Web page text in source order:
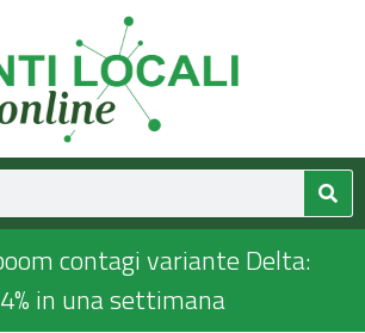
contagi variante Delta:
in una settimana